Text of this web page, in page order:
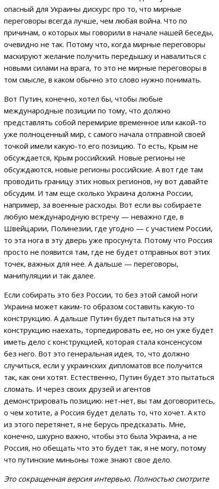
опасный для Украины дискурс про то, что мирные
переговоры всегда лучше, чем любая война. Что по
причинам, о которых мы говорили в начале нашей беседы,
очевидно не так. Потому что, когда мирные переговоры
маскируют желание получить передышку и навалиться с
новыми силами на врага, то это не мирные переговоры в
том смысле, в каком обычно это слово нужно понимать.
Вот Путин, конечно, хотел бы, чтобы любые
международные позиции по тому, что должно
представлять собой перемирие временное или какой-то
уже полноценный мир, с самого начала отправной своей
точкой имели какую-то его позицию. То есть, Крым не
обсуждается, Крым российский. Новые регионы не
обсуждаются, новые регионы российские. А вот где там
проводить границу этих новых регионов, ну вот давайте
обсудим. И там еще сколько Украина должна России,
например, за военные расходы. Вот если вы собираете
любую международную встречу — неважно где, в
Швейцарии, Полинезии, где угодно — с участием России,
то эта нога в эту дверь уже просунута. Потому что Россия
просто не появится там, где не будет отправных вот этих
точек, важных для нее. А дальше — переговоры,
манипуляции и так далее.
Если собирать это без России, то без этой самой ноги
Украина может каким-то образом составить какую-то
конструкцию. А дальше Путин будет пытаться на эту
конструкцию наехать, торпедировать ее, но он уже будет
иметь дело с конструкцией, которая стала консенсусом
без него. Вот это генеральная идея, то, что должно
случиться, если у украинских дипломатов все получится
так, как они хотят. Естественно, Путин будет это пытаться
сломать. И через своих друзей и агентов
демонстрировать позицию: нет-нет, вы там договоритесь,
о чем хотите, а Россия будет делать то, что хочет. А кто
из этого перетянет, я не берусь предсказать. Мне,
конечно, шкурно важно, чтобы это была Украина, а не
Россия, но обещать что это будет так, я не могу, потому
что путинские миньоны тоже знают свое дело.
Это сокращенная версия интервью. Полностью смотрите